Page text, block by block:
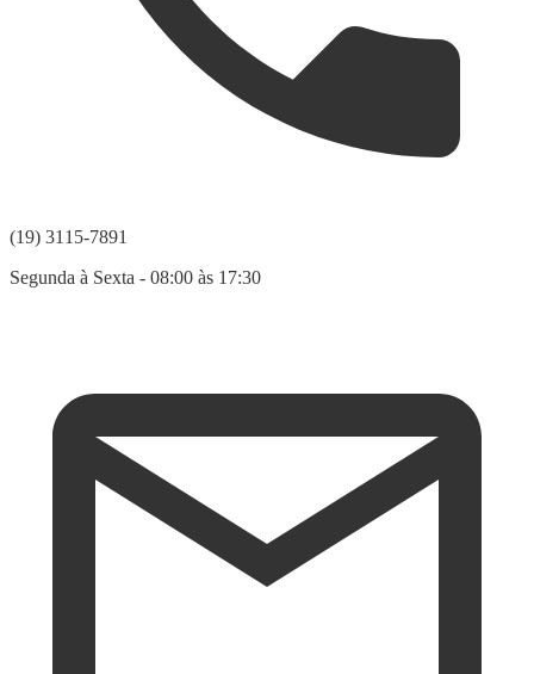
(19) 3115-7891
Segunda à Sexta - 08:00 às 17:30